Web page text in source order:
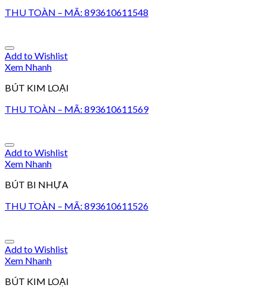
THU TOÀN – MÃ: 893610611548
Add to Wishlist
Xem Nhanh
BÚT KIM LOẠI
THU TOÀN – MÃ: 893610611569
Add to Wishlist
Xem Nhanh
BÚT BI NHỰA
THU TOÀN – MÃ: 893610611526
Add to Wishlist
Xem Nhanh
BÚT KIM LOẠI